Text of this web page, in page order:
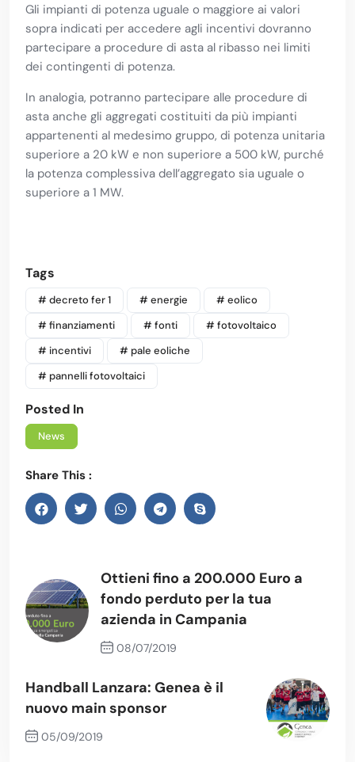
Gli impianti di potenza uguale o maggiore ai valori
sopra indicati per accedere agli incentivi dovranno
partecipare a procedure di asta al ribasso nei limiti
dei contingenti di potenza.
In analogia, potranno partecipare alle procedure di
asta anche gli aggregati costituiti da più impianti
appartenenti al medesimo gruppo, di potenza unitaria
superiore a 20 kW e non superiore a 500 kW, purché
la potenza complessiva dell’aggregato sia uguale o
superiore a 1 MW.
Tags
# decreto fer 1 # energie
# eolico
# finanziamenti
# fonti
# fotovoltaico
# incentivi
# pale eoliche
# pannelli fotovoltaici
Posted In
News
Share This :
Ottieni fino a 200.000 Euro a
fondo perduto per la tua
azienda in Campania
08/07/2019
Handball Lanzara: Genea è il
nuovo main sponsor
05/09/2019